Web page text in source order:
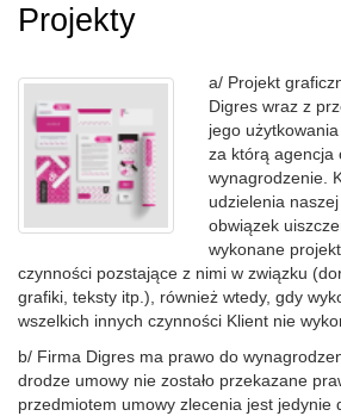
Projekty
a/ Projekt
Digres wraz z
jego użytkowania
za którą agencja
wynagrodzenie.
udzielenia
obwiązek
wykonane
czynności pozstające z nimi w związku
grafiki, teksty itp.), również wtedy, gdy
wszelkich innych czynności Klient nie
b/ Firma Digres ma prawo do
drodze umowy nie zostało przekazane
przedmiotem umowy zlecenia jest jedynie